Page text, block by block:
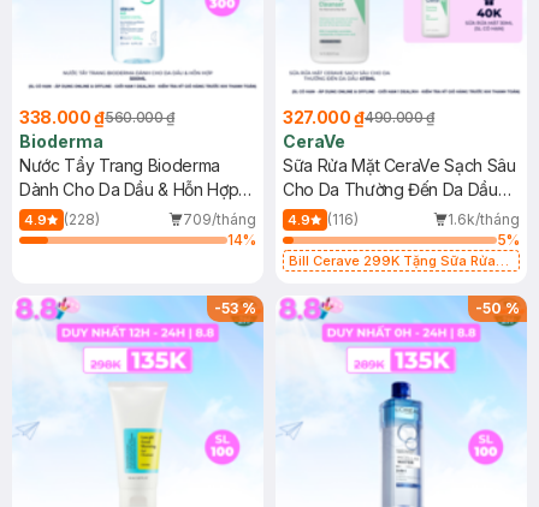
338.000 ₫560.000 ₫
Bioderma
Nước Tẩy Trang Bioderma
Dành Cho Da Dầu & Hỗn Hợp
500ml
4.9 (228)
709/tháng
14%
327.000 ₫490.000 ₫
CeraVe
Sữa Rửa Mặt CeraVe Sạch Sâu
Cho Da Thường Đến Da Dầu
473ml
4.9 (116)
1.6k/tháng
5%
Bill Cerave 299K Tặng Sữa Rửa
-53% -50%